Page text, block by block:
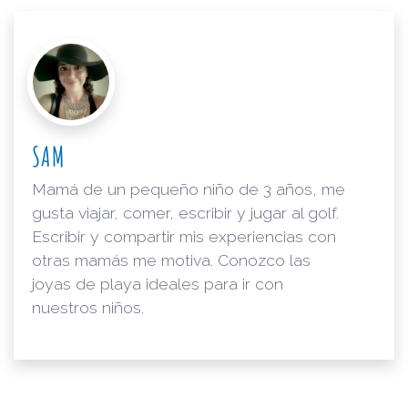
SAM
Mamá de un pequeño niño de 3 años, me
gusta viajar, comer, escribir y jugar al golf.
Escribir y compartir mis experiencias con
otras mamás me motiva. Conozco las
joyas de playa ideales para ir con
nuestros niños.